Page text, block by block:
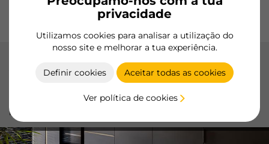
privacidade
Utilizamos cookies para analisar a utilização do
nosso site e melhorar a tua experiência.
Definir cookies Aceitar todas as cookies
Ver política de cookies
Puxadores Bases Expositores
Acessórios Plasline
instalação profissional e um acabamento limpo para
rodapés de cozinha.